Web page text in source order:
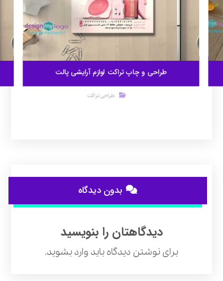
طراحی و چاپ تراکت لوازم آرایشی پالت
طراحی تراکت
بدون دیدگاه
دیدگاهتان را بنویسید
برای نوشتن دیدگاه باید وارد بشوید.